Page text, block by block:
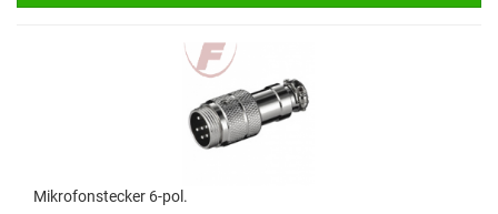
Mikrofonstecker 6-pol.